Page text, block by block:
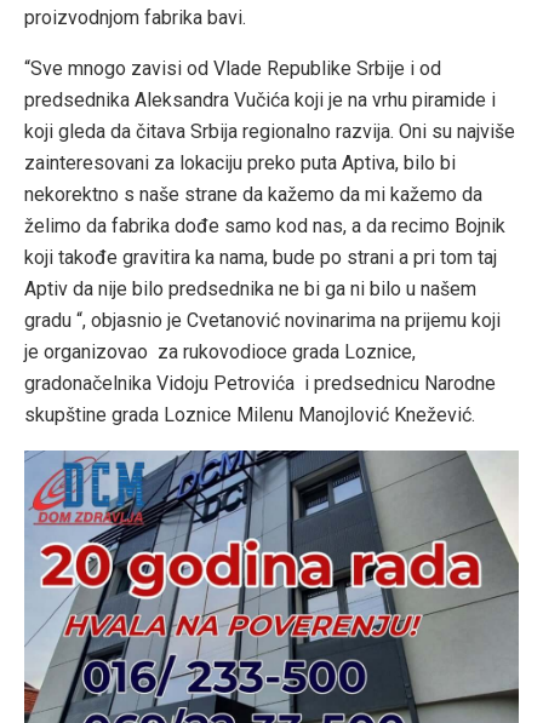
proizvodnjom fabrika bavi.
“Sve mnogo zavisi od Vlade Republike Srbije i od
predsednika Aleksandra Vučića koji je na vrhu piramide i
koji gleda da čitava Srbija regionalno razvija. Oni su najviše
zainteresovani za lokaciju preko puta Aptiva, bilo bi
nekorektno s naše strane da kažemo da mi kažemo da
želimo da fabrika dođe samo kod nas, a da recimo Bojnik
koji takođe gravitira ka nama, bude po strani a pri tom taj
Aptiv da nije bilo predsednika ne bi ga ni bilo u našem
gradu “, objasnio je Cvetanović novinarima na prijemu koji
je organizovao za rukovodioce grada Loznice,
gradonačelnika Vidoju Petrovića i predsednicu Narodne
skupštine grada Loznice Milenu Manojlović Knežević.